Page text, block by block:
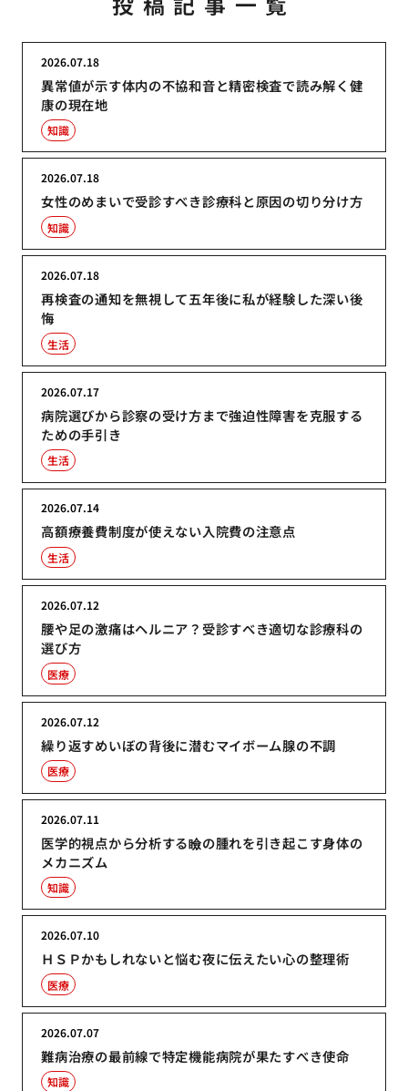
異常値が示す体内の不協和音と精密検査で読み解く健
康の現在地
2026.07.18
知識
女性のめまいで受診すべき診療科と原因の切り分け方
2026.07.18
知識
再検査の通知を無視して五年後に私が経験した深い後
悔
2026.07.18
生活
病院選びから診察の受け方まで強迫性障害を克服する
ための手引き
2026.07.17
生活
高額療養費制度が使えない入院費の注意点
2026.07.14
生活
腰や足の激痛はヘルニア？受診すべき適切な診療科の
選び方
2026.07.12
医療
繰り返すめいぼの背後に潜むマイボーム腺の不調
2026.07.12
医療
医学的視点から分析する瞼の腫れを引き起こす身体の
メカニズム
2026.07.11
知識
ＨＳＰかもしれないと悩む夜に伝えたい心の整理術
2026.07.10
医療
難病治療の最前線で特定機能病院が果たすべき使命
2026.07.07
知識